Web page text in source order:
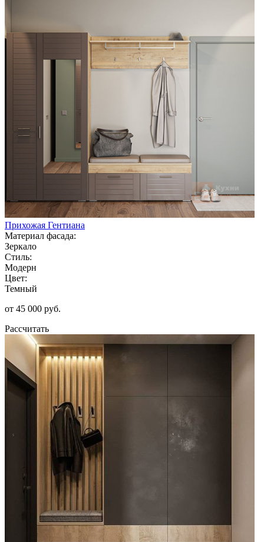
Прихожая Гентиана
Материал фасада:
Зеркало
Стиль:
Модерн
Цвет:
Темный
от 45 000 руб.
Рассчитать